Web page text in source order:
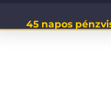
45 napos